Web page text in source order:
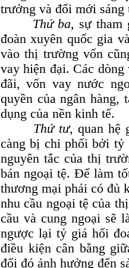
trưởng và đổi mới sáng
Thứ ba, sự tham
đoàn xuyên quốc gia
vào thị trường vốn
vay hiện đại. Các
đãi, vốn vay nước
quyền của ngân hàng,
dụng của nền kinh tế.
Thứ tư,quan hệ
càng bị chi phối bởi tỷ
nguyên tắc của thị
bán ngoại tệ. Để làm
thương mại phải có đủ
nhu cầu ngoại tệ của
cầu và cung ngoại sẽ
ngược lại tỷ giá hối
điều kiện cân bằng
đổi đó ảnh hưởng đến